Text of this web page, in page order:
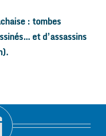
: tombes
et d’assassins